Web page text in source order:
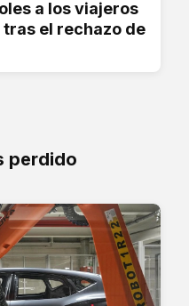
a los viajeros
el rechazo de
perdido